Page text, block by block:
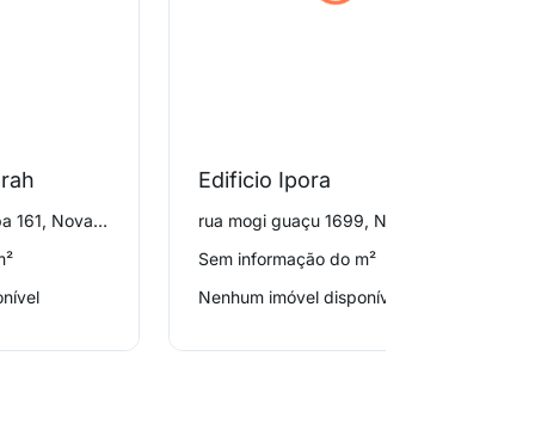
rua pindamonhangaba 161, Nova Campinas
Edificio Ipora
Sem informação do m²
Nenhum imóvel disponível